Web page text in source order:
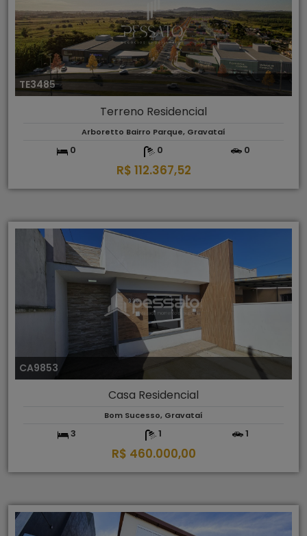
TE3485
Terreno Residencial
Arboretto Bairro Parque, Gravataí
0 0 0
R$ 112.367,52
CA9853
Casa Residencial
Bom Sucesso, Gravataí
3 1 1
R$ 460.000,00